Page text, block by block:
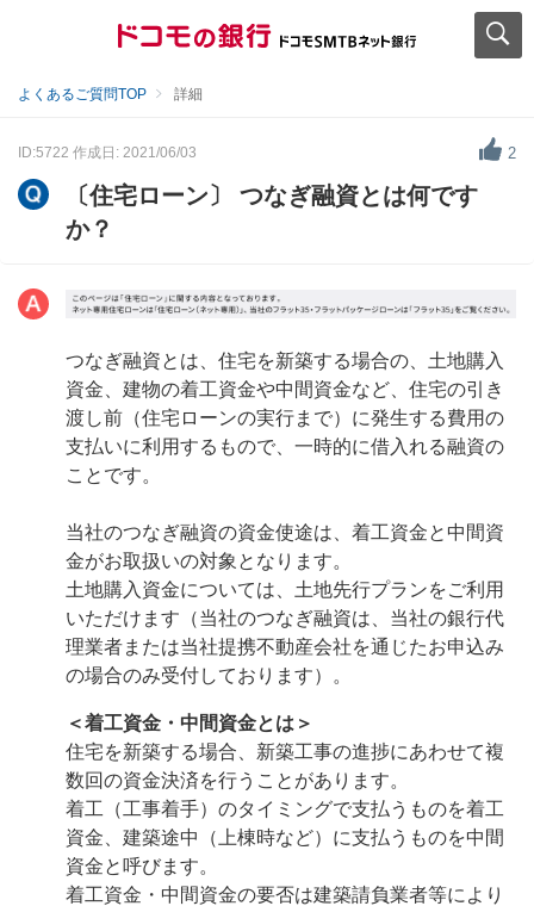
よくあるご質問TOP 詳細
ID:5722 作成日: 2021/06/03 2
〔住宅ローン〕 つなぎ融資とは何です
か？
つなぎ融資とは、住宅を新築する場合の、土地購入
資金、建物の着工資金や中間資金など、住宅の引き
渡し前（住宅ローンの実行まで）に発生する費用の
支払いに利用するもので、一時的に借入れる融資の
ことです。
当社のつなぎ融資の資金使途は、着工資金と中間資
金がお取扱いの対象となります。
土地購入資金については、土地先行プランをご利用
いただけます（当社のつなぎ融資は、当社の銀行代
理業者または当社提携不動産会社を通じたお申込み
の場合のみ受付しております）。
＜着工資金・中間資金とは＞
住宅を新築する場合、新築工事の進捗にあわせて複
数回の資金決済を行うことがあります。
着工（工事着手）のタイミングで支払うものを着工
資金、建築途中（上棟時など）に支払うものを中間
資金と呼びます。
着工資金・中間資金の要否は建築請負業者等により